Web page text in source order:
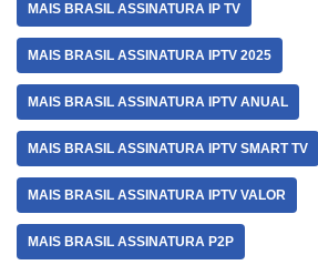
MAIS BRASIL ASSINATURA IP TV
MAIS BRASIL ASSINATURA IPTV 2025
MAIS BRASIL ASSINATURA IPTV ANUAL
MAIS BRASIL ASSINATURA IPTV SMART TV
MAIS BRASIL ASSINATURA IPTV VALOR
MAIS BRASIL ASSINATURA P2P